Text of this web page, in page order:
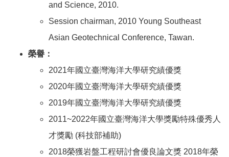
and Science, 2010.
Session chairman, 2010 Young Southeast
Asian Geotechnical Conference, Tawan.
榮譽：
2021年國立臺灣海洋大學研究績優獎
2020年國立臺灣海洋大學研究績優獎
2019年國立臺灣海洋大學研究績優獎
2011~2022年國立臺灣海洋大學獎勵特殊優秀人
才獎勵 (科技部補助)
2018榮獲岩盤工程研討會優良論文獎 2018年榮